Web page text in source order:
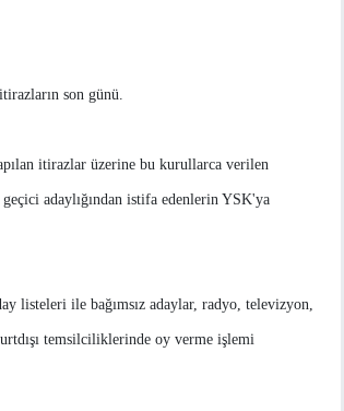
son günü.
itirazlar üzerine bu kurullarca verilen
adaylığından istifa edenlerin YSK'ya
listeleri ile bağımsız adaylar, radyo, televizyon,
temsilciliklerinde oy verme işlemi